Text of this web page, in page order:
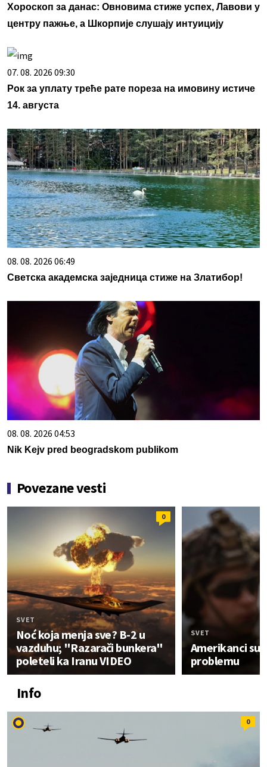
Хороскоп за данас: Овновима стиже успех, Лавови у
центру пажње, а Шкорпије слушају интуицију
07. 08. 2026 09:30
Рок за уплату треће рате пореза на имовину истиче
14. августа
08. 08. 2026 06:49
Светска академска заједница стиже на Златибор!
08. 08. 2026 04:53
Nik Kejv pred beogradskom publikom
Povezane vesti
0
SVET
Noć koja menja sve? B-2 u
vazduhu; "Razarači bunkera"
poleteli ka Iranu VIDEO
SVET
Amerikanci su
problemu
Info
0